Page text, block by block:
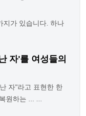
지가 있습니다. 하나
자'를 여성들의
자"라고 표현한 한
원하는 ... ...